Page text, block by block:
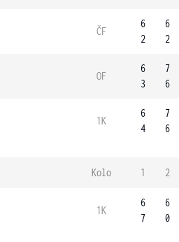
ČF
6
2
6
2
OF
6
3
7
6
1K
6
4
7
6
Kolo 1 2
1K
6
7
6
0